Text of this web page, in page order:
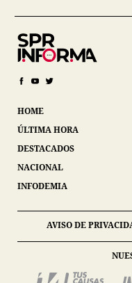
HOME
ÚLTIMA HORA
DESTACADOS
NACIONAL
INFODEMIA
AVISO DE